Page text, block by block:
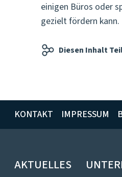
einigen Büros oder
gezielt fördern kann.
Diesen Inhalt
KONTAKT IMPRESSUM
AKTUELLES